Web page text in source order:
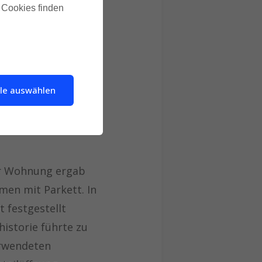
Wohnung ergab
mit Parkett. In
festgestellt
führte zu
finden
auswählen